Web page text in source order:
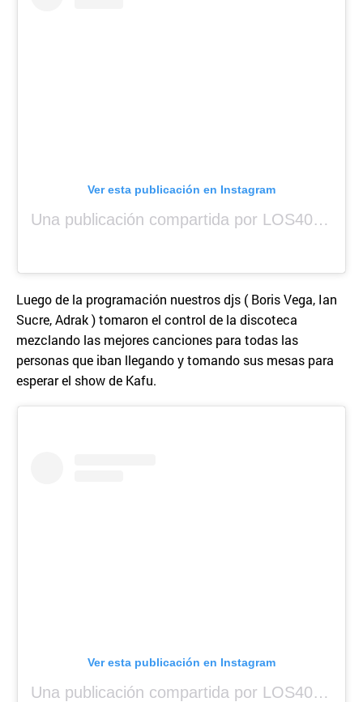
Ver esta publicación en Instagram
Una publicación compartida por LOS40 Panamá (@los40panama)
Luego de la programación nuestros djs ( Boris Vega, Ian
Sucre, Adrak ) tomaron el control de la discoteca
mezclando las mejores canciones para todas las
personas que iban llegando y tomando sus mesas para
esperar el show de Kafu.
Ver esta publicación en Instagram
Una publicación compartida por LOS40 Panamá (@los40panama)